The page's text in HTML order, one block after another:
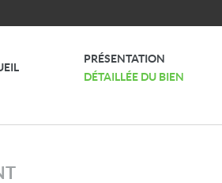
PRÉSENTATION
DÉTAILLÉE DU BIEN